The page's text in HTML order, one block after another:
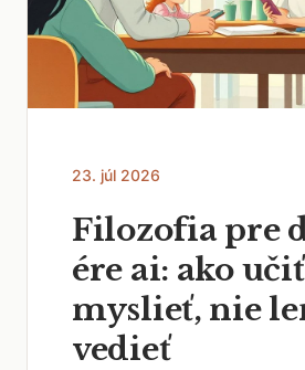
23. júl 2026
Filozofia pre
ére ai: ako učiť
myslieť, nie
vedieť